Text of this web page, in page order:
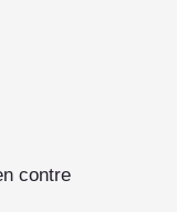
contre